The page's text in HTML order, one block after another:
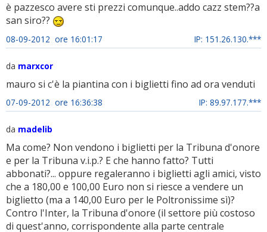
è pazzesco avere sti prezzi comunque..addo cazz stem??a
san siro??
08-09-2012 ore 16:01:17 IP: 151.26.130.***
da marxcor
mauro si c'è la piantina con i biglietti fino ad ora venduti
07-09-2012 ore 16:36:38 IP: 89.97.177.***
da madelib
Ma come? Non vendono i biglietti per la Tribuna d'onore
e per la Tribuna v.i.p.? E che hanno fatto? Tutti
abbonati?... oppure regaleranno i biglietti agli amici, visto
che a 180,00 e 100,00 Euro non si riesce a vendere un
biglietto (ma a 140,00 Euro per le Poltronissime sì)?
Contro l'Inter, la Tribuna d'onore (il settore più costoso
di quest'anno, corrispondente alla parte centrale